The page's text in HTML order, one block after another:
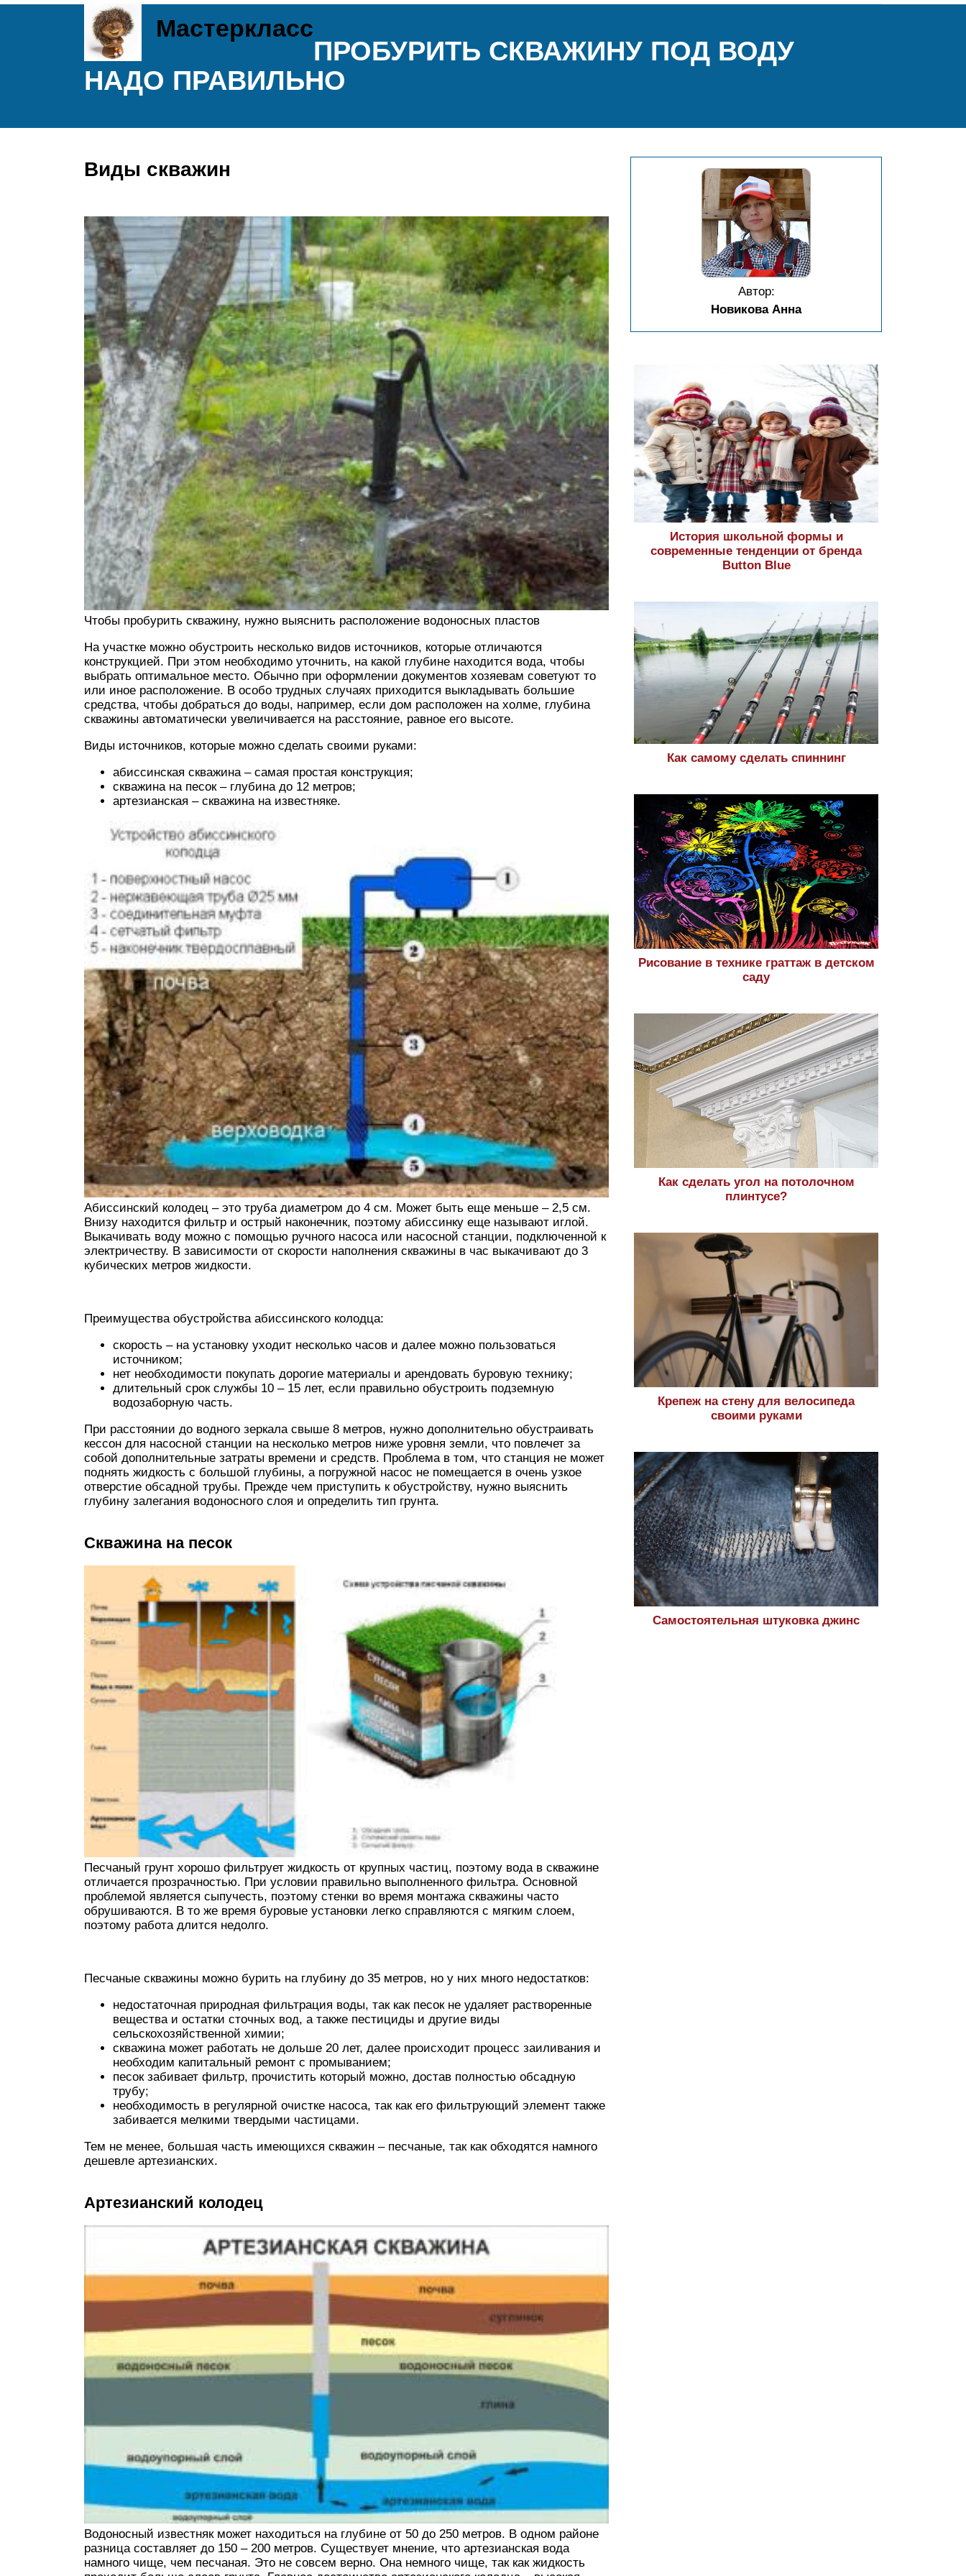
Мастеркласс
ПРОБУРИТЬ СКВАЖИНУ ПОД ВОДУ
НАДО ПРАВИЛЬНО
Виды скважин
Чтобы пробурить скважину, нужно выяснить расположение водоносных пластов
На участке можно обустроить несколько видов источников, которые отличаются
конструкцией. При этом необходимо уточнить, на какой глубине находится вода, чтобы
выбрать оптимальное место. Обычно при оформлении документов хозяевам советуют то
или иное расположение. В особо трудных случаях приходится выкладывать большие
средства, чтобы добраться до воды, например, если дом расположен на холме, глубина
скважины автоматически увеличивается на расстояние, равное его высоте.
Виды источников, которые можно сделать своими руками:
абиссинская скважина – самая простая конструкция;
скважина на песок – глубина до 12 метров;
артезианская – скважина на известняке.
Абиссинский колодец – это труба диаметром до 4 см. Может быть еще меньше – 2,5 см.
Внизу находится фильтр и острый наконечник, поэтому абиссинку еще называют иглой.
Выкачивать воду можно с помощью ручного насоса или насосной станции, подключенной к
электричеству. В зависимости от скорости наполнения скважины в час выкачивают до 3
кубических метров жидкости.
Преимущества обустройства абиссинского колодца:
скорость – на установку уходит несколько часов и далее можно пользоваться
источником;
нет необходимости покупать дорогие материалы и арендовать буровую технику;
длительный срок службы 10 – 15 лет, если правильно обустроить подземную
водозаборную часть.
При расстоянии до водного зеркала свыше 8 метров, нужно дополнительно обустраивать
кессон для насосной станции на несколько метров ниже уровня земли, что повлечет за
собой дополнительные затраты времени и средств. Проблема в том, что станция не может
поднять жидкость с большой глубины, а погружной насос не помещается в очень узкое
отверстие обсадной трубы. Прежде чем приступить к обустройству, нужно выяснить
глубину залегания водоносного слоя и определить тип грунта.
Скважина на песок
Песчаный грунт хорошо фильтрует жидкость от крупных частиц, поэтому вода в скважине
отличается прозрачностью. При условии правильно выполненного фильтра. Основной
проблемой является сыпучесть, поэтому стенки во время монтажа скважины часто
обрушиваются. В то же время буровые установки легко справляются с мягким слоем,
поэтому работа длится недолго.
Песчаные скважины можно бурить на глубину до 35 метров, но у них много недостатков:
недостаточная природная фильтрация воды, так как песок не удаляет растворенные
вещества и остатки сточных вод, а также пестициды и другие виды
сельскохозяйственной химии;
скважина может работать не дольше 20 лет, далее происходит процесс заиливания и
необходим капитальный ремонт с промыванием;
песок забивает фильтр, прочистить который можно, достав полностью обсадную
трубу;
необходимость в регулярной очистке насоса, так как его фильтрующий элемент также
забивается мелкими твердыми частицами.
Тем не менее, большая часть имеющихся скважин – песчаные, так как обходятся намного
дешевле артезианских.
Артезианский колодец
Водоносный известняк может находиться на глубине от 50 до 250 метров. В одном районе
разница составляет до 150 – 200 метров. Существует мнение, что артезианская вода
намного чище, чем песчаная. Это не совсем верно. Она немного чище, так как жидкость
Автор:
Новикова Анна
История школьной формы и
современные тенденции от бренда
Button Blue
Как самому сделать спиннинг
Рисование в технике граттаж в детском
саду
Как сделать угол на потолочном
плинтусе?
Крепеж на стену для велосипеда
своими руками
Самостоятельная штуковка джинс